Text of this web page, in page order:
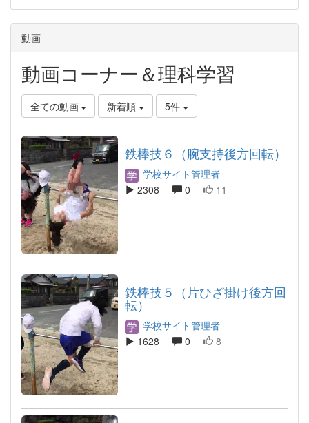
動画
動画コーナー＆理科学習
全ての動画 新着順 5件
鉄棒技６（腕支持後方回転）
学校サイト管理者
2308
0 11
鉄棒技５（片ひざ掛け後方回
転）
学校サイト管理者
1628
0 8